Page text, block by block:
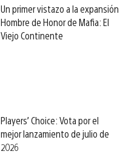
Un primer vistazo a la expansión
Hombre de Honor de Mafia: El
Viejo Continente
Players’ Choice: Vota por el
mejor lanzamiento de julio de
2026